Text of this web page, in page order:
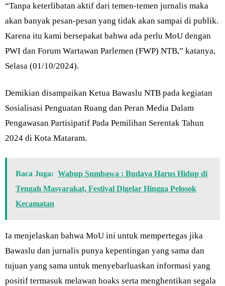
“Tanpa keterlibatan aktif dari temen-temen jurnalis maka
akan banyak pesan-pesan yang tidak akan sampai di publik.
Karena itu kami bersepakat bahwa ada perlu MoU dengan
PWI dan Forum Wartawan Parlemen (FWP) NTB,” katanya,
Selasa (01/10/2024).
Demikian disampaikan Ketua Bawaslu NTB pada kegiatan
Sosialisasi Penguatan Ruang dan Peran Media Dalam
Pengawasan Partisipatif Pada Pemilihan Serentak Tahun
2024 di Kota Mataram.
Baca Juga: Wabup Sumbawa : Budaya Harus Hidup di
Tengah Masyarakat, Festival Digelar Hingga Pelosok
Kecamatan
Ia menjelaskan bahwa MoU ini untuk mempertegas jika
Bawaslu dan jurnalis punya kepentingan yang sama dan
tujuan yang sama untuk menyebarluaskan informasi yang
positif termasuk melawan hoaks serta menghentikan segala